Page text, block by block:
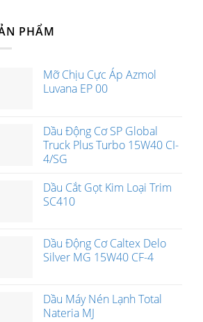
PHẨM
Mỡ Chịu Cực Áp Azmol
Luvana EP 00
Dầu Động Cơ SP Global
Truck Plus Turbo 15W40 CI-
4/SG
Dầu Cắt Gọt Kim Loại Trim
SC410
Dầu Động Cơ Caltex Delo
Silver MG 15W40 CF-4
Dầu Máy Nén Lạnh Total
Nateria MJ